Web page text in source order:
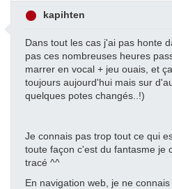
kapihten
Dans tout les cas j'ai pas honte
pas ces nombreuses heures
marrer en vocal + jeu ouais, et
toujours aujourd'hui mais sur
quelques potes changés..!)
Je connais pas trop tout ce qui
toute façon c'est du fantasme je
tracé ^^
En navigation web, je ne